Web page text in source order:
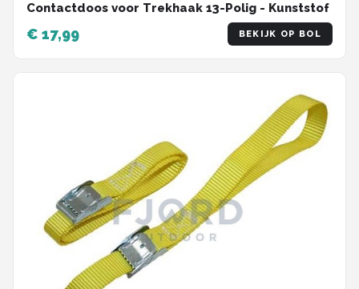
Contactdoos voor Trekhaak 13-Polig - Kunststof
€ 17,99 BEKIJK OP BOL